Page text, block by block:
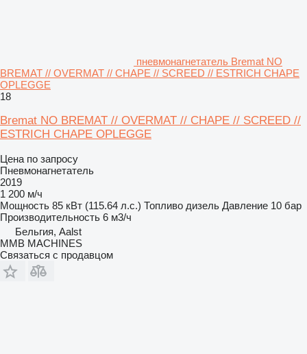
пневмонагнетатель Bremat NO
BREMAT // OVERMAT // CHAPE // SCREED // ESTRICH CHAPE
OPLEGGE
18
Bremat NO BREMAT // OVERMAT // CHAPE // SCREED //
ESTRICH CHAPE OPLEGGE
Цена по запросу
Пневмонагнетатель
2019
1 200 м/ч
Мощность 85 кВт (115.64 л.с.) Топливо дизель Давление 10 бар
Производительность 6 м3/ч
Бельгия, Aalst
MMB MACHINES
Связаться с продавцом